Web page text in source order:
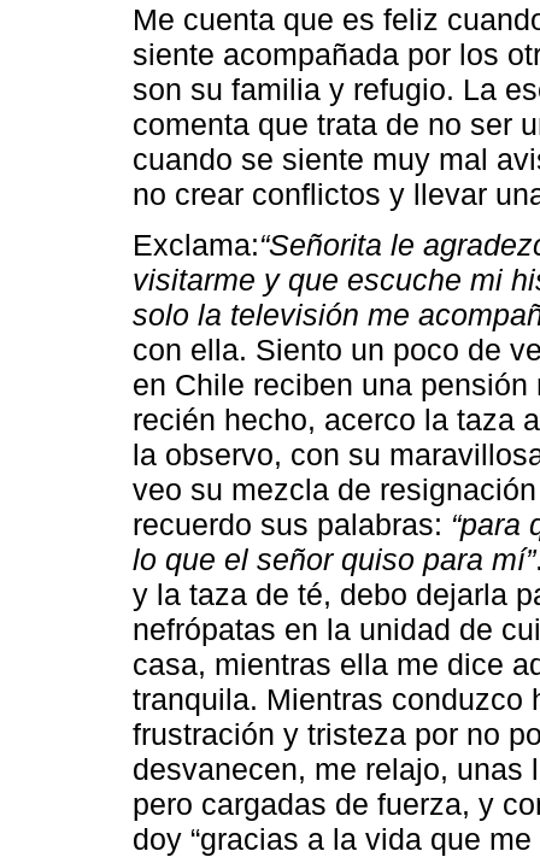
Me cuenta que es feliz
siente acompañada por los
son su familia y refugio. La
comenta que trata de no ser
cuando se siente muy mal
no crear conflictos y llevar
Exclama:“Señorita le
visitarme y que escuche mi
solo la televisión me
con ella. Siento un poco de
en Chile reciben una
recién hecho, acerco la taza
la observo, con su
veo su mezcla de
recuerdo sus palabras: “para
lo que el señor quiso para mí”
y la taza de té, debo dejarla
nefrópatas en la unidad de
casa, mientras ella me dice
tranquila. Mientras conduzco
frustración y tristeza por no
desvanecen, me relajo, unas
pero cargadas de fuerza, y
doy “gracias a la vida que me